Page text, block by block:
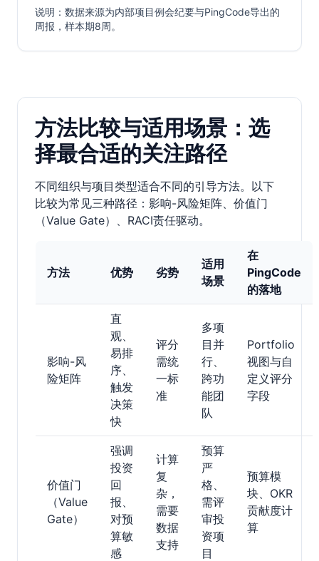
说明：数据来源为内部项目例会纪要与PingCode导出的
周报，样本期8周。
方法比较与适用场景：选
择最合适的关注路径
不同组织与项目类型适合不同的引导方法。以下
比较为常见三种路径：影响-风险矩阵、价值门
（Value Gate）、RACI责任驱动。
方法 优势 劣势
适用
场景
在
PingCode
的落地
影响-风
险矩阵
直
观、
易排
序、
触发
决策
快
评分
需统
一标
准
多项
目并
行、
跨功
能团
队
Portfolio
视图与自
定义评分
字段
价值门
（Value
Gate）
强调
投资
回
报、
对预
算敏
感
计算
复
杂，
需要
数据
支持
预算
严
格、
需评
审投
资项
目
预算模
块、OKR
贡献度计
算